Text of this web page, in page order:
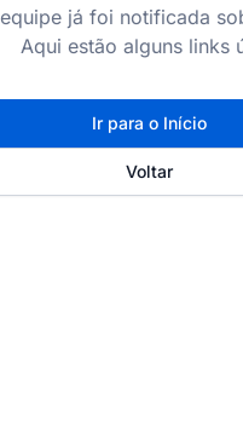
já foi notificada
Aqui estão alguns links
Ir para o Início
Voltar